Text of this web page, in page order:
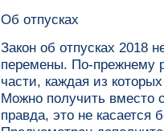
Об отпусках
Закон об отпусках 2018
перемены. По-прежнему
части, каждая из
Можно получить вместо
правда, это не